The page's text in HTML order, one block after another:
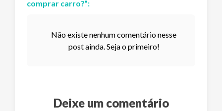
comprar carro?”:
Não existe nenhum comentário nesse
post ainda. Seja o primeiro!
Deixe um comentário